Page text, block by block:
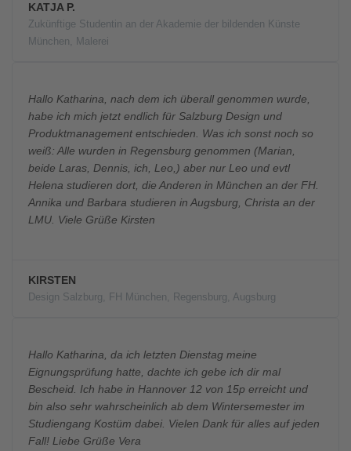
KATJA P.
Zukünftige Studentin an der Akademie der bildenden Künste
München, Malerei
Hallo Katharina, nach dem ich überall genommen wurde,
habe ich mich jetzt endlich für Salzburg Design und
Produktmanagement entschieden. Was ich sonst noch so
weiß: Alle wurden in Regensburg genommen (Marian,
beide Laras, Dennis, ich, Leo,) aber nur Leo und evtl
Helena studieren dort, die Anderen in München an der FH.
Annika und Barbara studieren in Augsburg, Christa an der
LMU. Viele Grüße Kirsten
KIRSTEN
Design Salzburg, FH München, Regensburg, Augsburg
Hallo Katharina, da ich letzten Dienstag meine
Eignungsprüfung hatte, dachte ich gebe ich dir mal
Bescheid. Ich habe in Hannover 12 von 15p erreicht und
bin also sehr wahrscheinlich ab dem Wintersemester im
Studiengang Kostüm dabei. Vielen Dank für alles auf jeden
Fall! Liebe Grüße Vera